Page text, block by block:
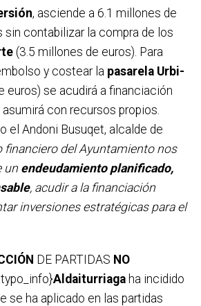
, asciende a 6.1 millones de
sin contabilizar la compra de los
(3.5 millones de euros). Para
y costear la pasarela Urbi-
euros) se acudirá a financiación
con recursos propios.
el Andoni Busuqet, alcalde de
financiero del Ayuntamiento nos
un endeudamiento planificado,
, acudir a la financiación
inversiones estratégicas para el
DE PARTIDAS NO
Aldaiturriagaha incidido
se ha aplicado en las partidas